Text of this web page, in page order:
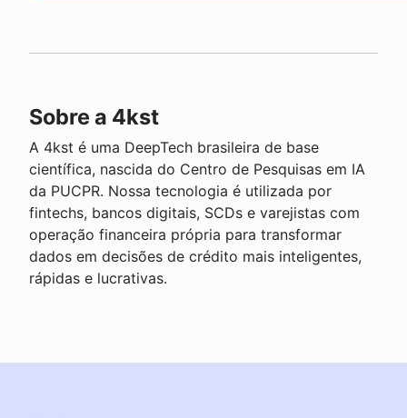
Sobre a 4kst
A 4kst é uma DeepTech brasileira de base
científica, nascida do Centro de Pesquisas em IA
da PUCPR. Nossa tecnologia é utilizada por
fintechs, bancos digitais, SCDs e varejistas com
operação financeira própria para transformar
dados em decisões de crédito mais inteligentes,
rápidas e lucrativas.